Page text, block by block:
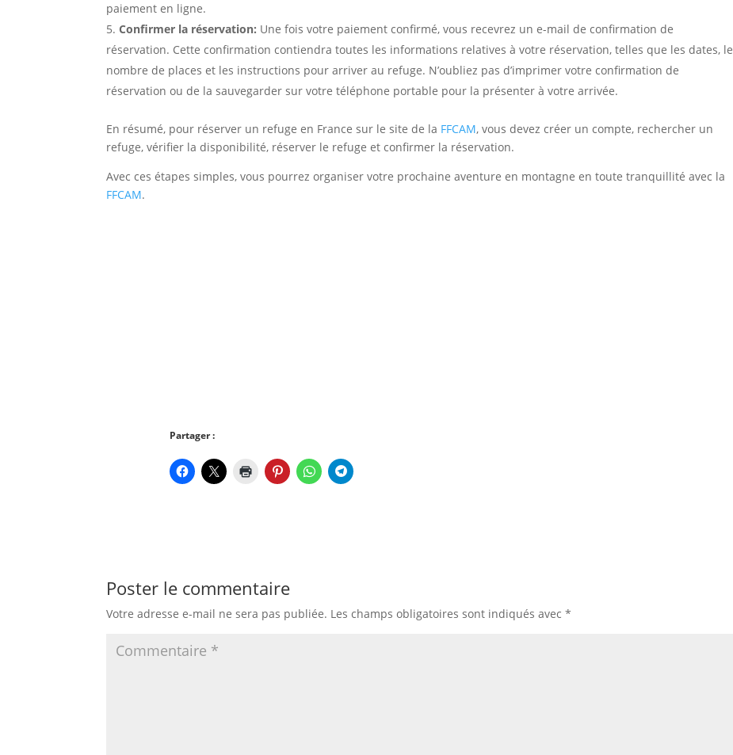
paiement en ligne.
Confirmer la réservation: Une fois votre paiement confirmé, vous recevrez un e-mail de confirmation de
réservation. Cette confirmation contiendra toutes les informations relatives à votre réservation, telles que les dates, le
nombre de places et les instructions pour arriver au refuge. N’oubliez pas d’imprimer votre confirmation de
réservation ou de la sauvegarder sur votre téléphone portable pour la présenter à votre arrivée.
En résumé, pour réserver un refuge en France sur le site de la FFCAM, vous devez créer un compte, rechercher un
refuge, vérifier la disponibilité, réserver le refuge et confirmer la réservation.
Avec ces étapes simples, vous pourrez organiser votre prochaine aventure en montagne en toute tranquillité avec la
FFCAM.
Partager :
Poster le commentaire
Votre adresse e-mail ne sera pas publiée. Les champs obligatoires sont indiqués avec*